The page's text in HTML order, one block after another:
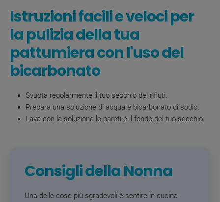
Istruzioni facili e veloci per
la pulizia della tua
pattumiera con l'uso del
bicarbonato
Svuota regolarmente il tuo secchio dei rifiuti.
Prepara una soluzione di acqua e bicarbonato di sodio.
Lava con la soluzione le pareti e il fondo del tuo secchio.
Consigli della Nonna
Una delle cose più sgradevoli è sentire in cucina